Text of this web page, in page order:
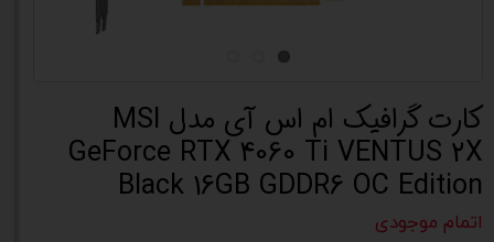
کارت گرافیک ام اس آی مدل MSI
GeForce RTX 4060 Ti VENTUS 2X
Black 16GB GDDR6 OC Edition
اتمام موجودی